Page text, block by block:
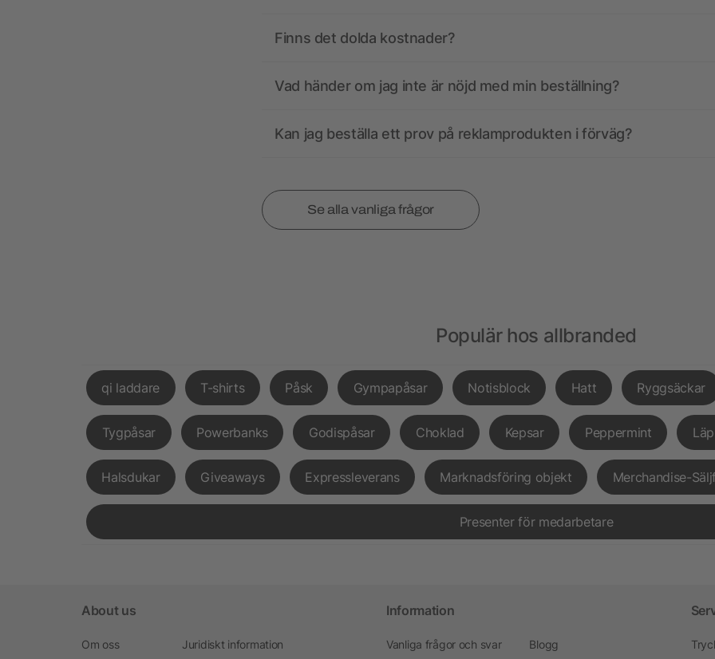
Finns det dolda kostnader?
Vad händer om jag inte är nöjd med min beställning?
Kan jag beställa ett prov på reklamprodukten i förväg?
Se alla vanliga frågor
Populär hos allbranded
qi laddare T-shirts Påsk Gympapåsar Notisblock Hatt Ryggsäckar
Tygpåsar Powerbanks Godispåsar Choklad Kepsar Peppermint
Halsdukar Giveaways Expressleverans Marknadsföring objekt Merchandise-
Presenter för medarbetare
About us
Om oss Juridiskt information
Information
Vanliga frågor och svar Blogg